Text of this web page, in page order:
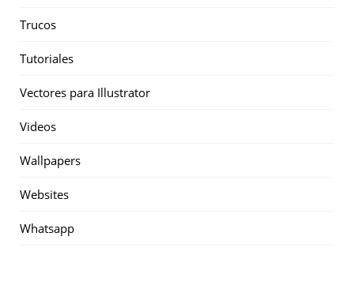
Trucos
Tutoriales
Vectores para Illustrator
Videos
Wallpapers
Websites
Whatsapp